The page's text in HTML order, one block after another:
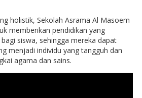
holistik, Sekolah Asrama Al Masoem
memberikan pendidikan yang
siswa, sehingga mereka dapat
menjadi individu yang tangguh dan
agama dan sains.